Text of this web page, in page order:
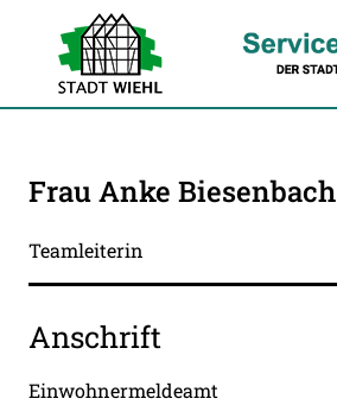
Zum Hauptinhalt springen
Zum Header
Zum Hauptinhalt
Zum Footer
Frau Anke Biesenbach
Teamleiterin
Anschrift
Einwohnermeldeamt